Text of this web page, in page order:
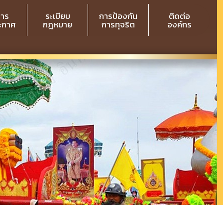
ร
กาศ
ระเบียบ
กฎหมาย
การป้องกัน
การทุจริต
ติดต่อ
องค์กร